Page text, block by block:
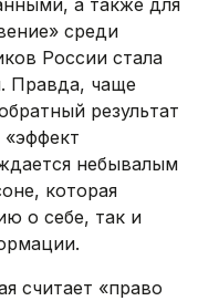
а также для
среди
России стала
Правда, чаще
результат
небывалым
которая
о себе, так и
считает «право